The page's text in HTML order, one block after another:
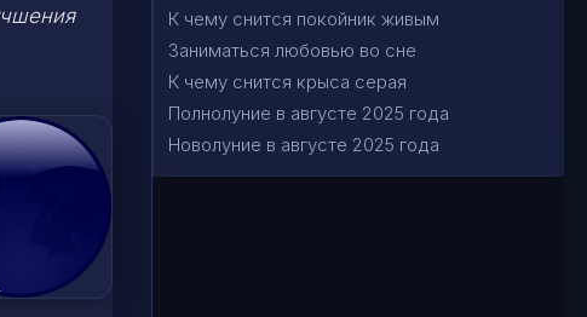
К чему снится покойник живым
Заниматься любовью во сне
К чему снится крыса серая
Полнолуние в августе 2025 года
Новолуние в августе 2025 года